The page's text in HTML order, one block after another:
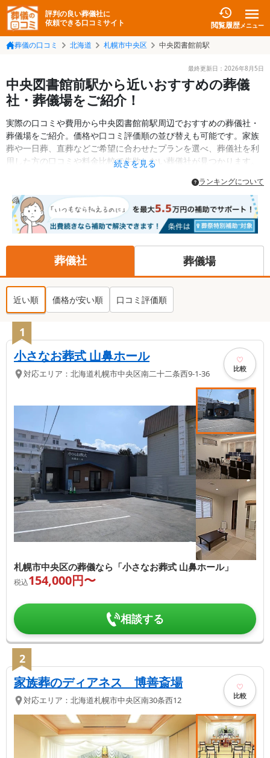
評判の良い葬儀社に
依頼できる口コミサイト
閲覧履歴メニュー
葬儀の口コミ 北海道 札幌市中央区 中央図書館前駅
最終更新日： 2026年8月5日
中央図書館前駅から近いおすすめの葬儀
社・葬儀場をご紹介！
実際の口コミや費用から中央図書館前駅周辺でおすすめの葬儀社・
葬儀場をご紹介。価格や口コミ評価順の並び替えも可能です。家族
葬や一日葬、直葬などご希望に合わせたプランを選べ、葬儀社を利
用した方の口コミや料金比較で失敗しない葬儀社が見つかります。
についての情報も掲載しています。24時間の相談受付で深夜・早朝
でも対応可能です。
続きを見る
ランキングについて
葬儀社 葬儀場
近い順 価格が安い順 口コミ評価順
1
小さなお葬式 山鼻ホール
対応エリア： 北海道札幌市中央区南二十二条西9-1-36 比較
札幌市中央区の葬儀なら「小さなお葬式 山鼻ホール」
税込154,000円〜
相談する
2
家族葬のディアネス 博善斎場
対応エリア： 北海道札幌市中央区南30条西12 比較